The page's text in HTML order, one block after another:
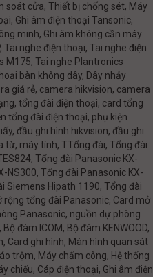
soát cửa, Thiết bị chống sét, Máy
Ghi âm điện thoại Tansonic,
minh, Ghi âm không cần máy
nghe điện thoại, Tai nghe điện
M175, Tai nghe Plantronics
bàn không dây, Dây nhảy
giá rẻ, camera hikvision, camera
tổng đài điện thoại, card tổng
tổng đài điện thoại, phụ kiện
đầu ghi hình hikvision, đầu ghi
từ, máy tính, TTổng đài, Tổng đài
Tổng đài Panasonic KX-
NS300, Tổng đài Panasonic KX-
Siemens Hipath 1190, Tổng đài
rộng tổng đài Panasonic, Card mở
Panasonic, nguồn dự phòng
đàm ICOM, Bộ đàm KENWOOD,
Card ghi hình, Màn hình quan sát
trộm, Máy chấm công, Hệ thống
chiếu, Cáp điện thoại, Ghi âm điện